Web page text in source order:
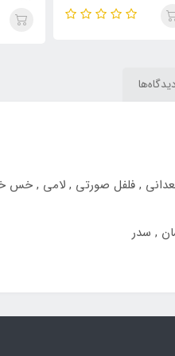
ساواج ، (saving)Dior
Elixir
, فلفل صورتی , لامی , خس
, سدر